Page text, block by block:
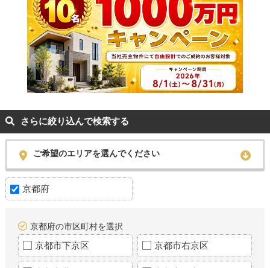
さらに絞り込んで検索する
ご希望のエリアを選んでください
京都府
京都府の市区町村を選択
京都市下京区 京都市右京区